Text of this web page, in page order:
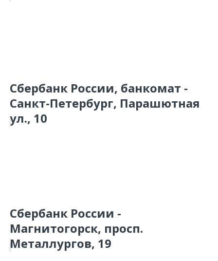
Сбербанк России, банкомат -
Санкт-Петербург, Парашютная
ул., 10
Сбербанк России -
Магнитогорск, просп.
Металлургов, 19